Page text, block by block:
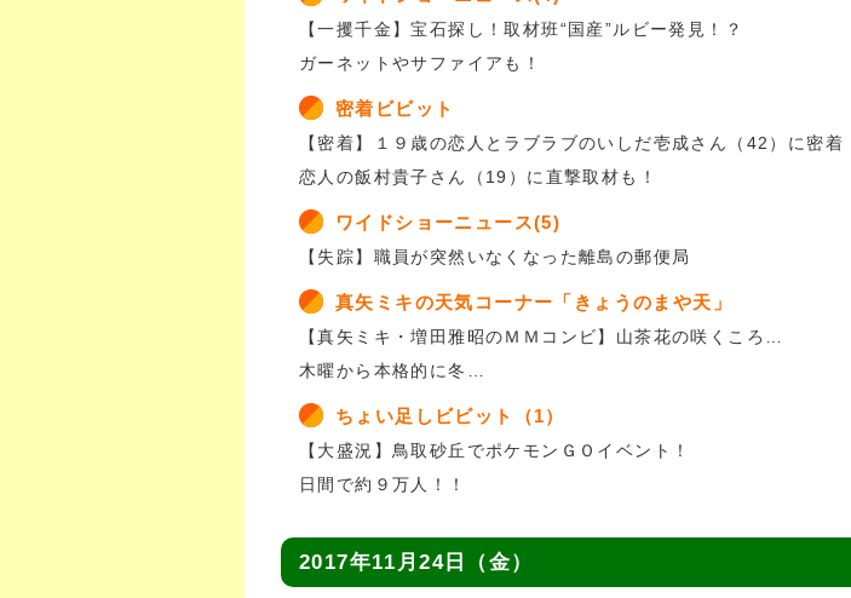
【一攫千金】宝石探し！取材班“国産”ルビー発見！？
ガーネットやサファイアも！
密着ビビット
【密着】１９歳の恋人とラブラブのいしだ壱成さん（42）に密着
恋人の飯村貴子さん（19）に直撃取材も！
ワイドショーニュース(5)
【失踪】職員が突然いなくなった離島の郵便局
真矢ミキの天気コーナー「きょうのまや天」
【真矢ミキ・増田雅昭のＭＭコンビ】山茶花の咲くころ…
木曜から本格的に冬…
ちょい足しビビット（1）
【大盛況】鳥取砂丘でポケモンＧＯイベント！
日間で約９万人！！
2017年11月24日（金）